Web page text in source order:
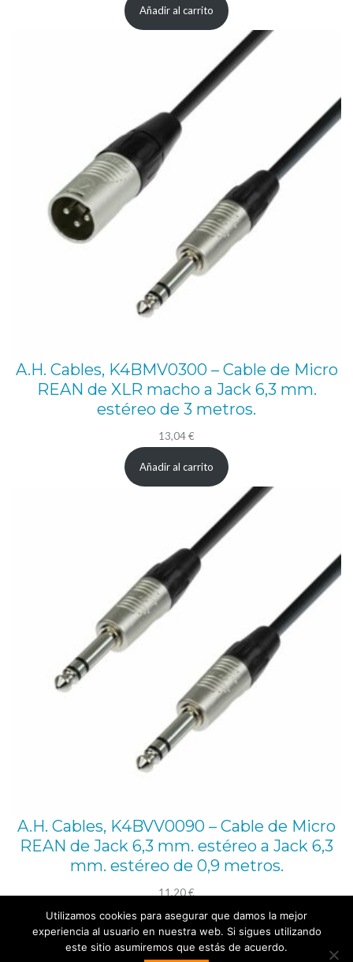
Añadir al carrito
A.H. Cables, K4BMV0300 – Cable de Micro
REAN de XLR macho a Jack 6,3 mm.
estéreo de 3 metros.
13,04€
Añadir al carrito
A.H. Cables, K4BVV0090 – Cable de Micro
REAN de Jack 6,3 mm. estéreo a Jack 6,3
mm. estéreo de 0,9 metros.
11,20€
Añadir al carrito
Utilizamos cookies para asegurar que damos la mejor
experiencia al usuario en nuestra web. Si sigues utilizando
este sitio asumiremos que estás de acuerdo.